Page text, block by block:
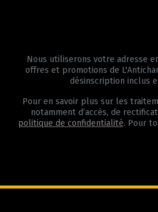
Nous utiliserons votre adresse
offres et promotions de
désinscription inclus
Pour en savoir plus sur les
notamment d’accès, de
politique de confidentialité. Pour